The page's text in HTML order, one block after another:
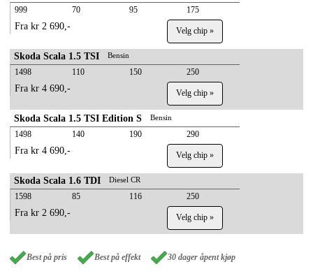
999 70 95 175
Fra kr 2 690,- Velg chip »
Skoda Scala 1.5 TSI Bensin
1498 110 150 250
Fra kr 4 690,- Velg chip »
Skoda Scala 1.5 TSI Edition S Bensin
1498 140 190 290
Fra kr 4 690,- Velg chip »
Skoda Scala 1.6 TDI Diesel CR
1598 85 116 250
Fra kr 2 690,- Velg chip »
Best på pris Best på effekt 30 dager åpent kjøp